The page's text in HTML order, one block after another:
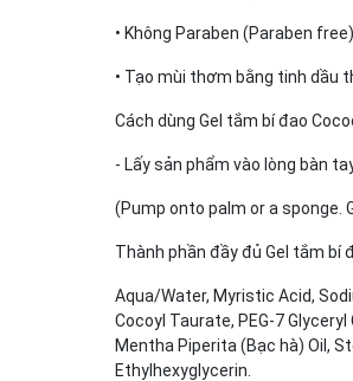
• Không Paraben (Paraben free)
• Tạo mùi thơm bằng tinh dầu
Cách dùng Gel tắm bí đao
- Lấy sản phẩm vào lòng bàn
(Pump onto palm or a
Thành phần đầy đủ Gel tắm bí
Aqua/Water, Myristic Acid,
Cocoyl Taurate, PEG-7
Mentha Piperita (Bạc hà) Oil,
Ethylhexyglycerin.